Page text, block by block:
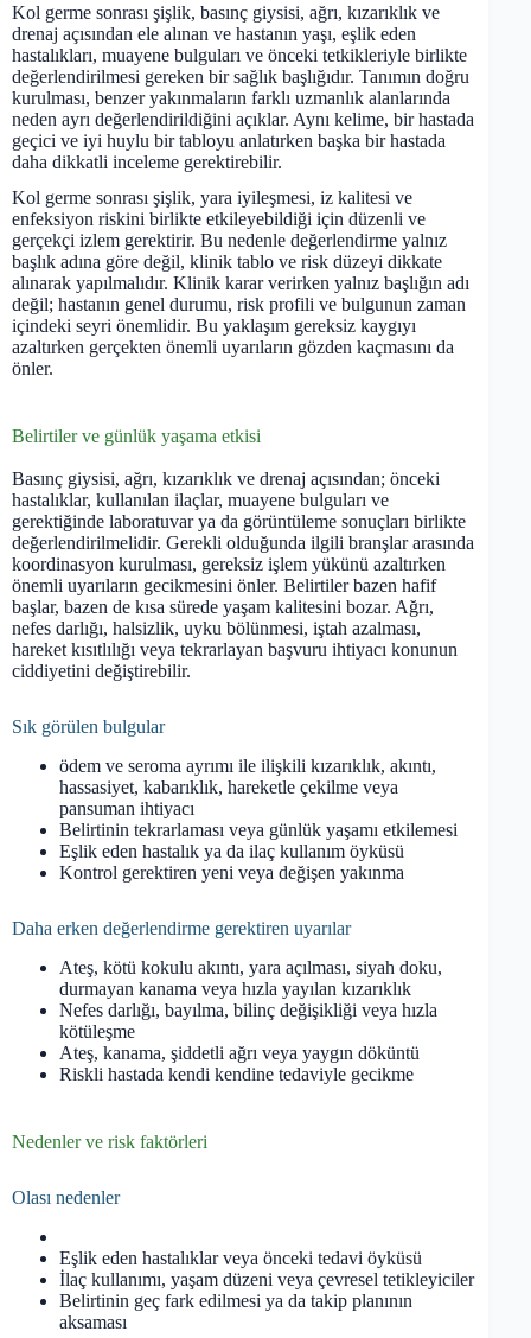
Kol germe sonrası şişlik, basınç giysisi, ağrı, kızarıklık ve
drenaj açısından ele alınan ve hastanın yaşı, eşlik eden
hastalıkları, muayene bulguları ve önceki tetkikleriyle birlikte
değerlendirilmesi gereken bir sağlık başlığıdır. Tanımın doğru
kurulması, benzer yakınmaların farklı uzmanlık alanlarında
neden ayrı değerlendirildiğini açıklar. Aynı kelime, bir hastada
geçici ve iyi huylu bir tabloyu anlatırken başka bir hastada
daha dikkatli inceleme gerektirebilir.
Kol germe sonrası şişlik, yara iyileşmesi, iz kalitesi ve
enfeksiyon riskini birlikte etkileyebildiği için düzenli ve
gerçekçi izlem gerektirir. Bu nedenle değerlendirme yalnız
başlık adına göre değil, klinik tablo ve risk düzeyi dikkate
alınarak yapılmalıdır. Klinik karar verirken yalnız başlığın adı
değil; hastanın genel durumu, risk profili ve bulgunun zaman
içindeki seyri önemlidir. Bu yaklaşım gereksiz kaygıyı
azaltırken gerçekten önemli uyarıların gözden kaçmasını da
önler.
Belirtiler ve günlük yaşama etkisi
Basınç giysisi, ağrı, kızarıklık ve drenaj açısından; önceki
hastalıklar, kullanılan ilaçlar, muayene bulguları ve
gerektiğinde laboratuvar ya da görüntüleme sonuçları birlikte
değerlendirilmelidir. Gerekli olduğunda ilgili branşlar arasında
koordinasyon kurulması, gereksiz işlem yükünü azaltırken
önemli uyarıların gecikmesini önler. Belirtiler bazen hafif
başlar, bazen de kısa sürede yaşam kalitesini bozar. Ağrı,
nefes darlığı, halsizlik, uyku bölünmesi, iştah azalması,
hareket kısıtlılığı veya tekrarlayan başvuru ihtiyacı konunun
ciddiyetini değiştirebilir.
Sık görülen bulgular
ödem ve seroma ayrımı ile ilişkili kızarıklık, akıntı,
hassasiyet, kabarıklık, hareketle çekilme veya
pansuman ihtiyacı
Belirtinin tekrarlaması veya günlük yaşamı etkilemesi
Eşlik eden hastalık ya da ilaç kullanım öyküsü
Kontrol gerektiren yeni veya değişen yakınma
Daha erken değerlendirme gerektiren uyarılar
Ateş, kötü kokulu akıntı, yara açılması, siyah doku,
durmayan kanama veya hızla yayılan kızarıklık
Nefes darlığı, bayılma, bilinç değişikliği veya hızla
kötüleşme
Ateş, kanama, şiddetli ağrı veya yaygın döküntü
Riskli hastada kendi kendine tedaviyle gecikme
Nedenler ve risk faktörleri
Olası nedenler
Eşlik eden hastalıklar veya önceki tedavi öyküsü
İlaç kullanımı, yaşam düzeni veya çevresel tetikleyiciler
Belirtinin geç fark edilmesi ya da takip planının
aksaması